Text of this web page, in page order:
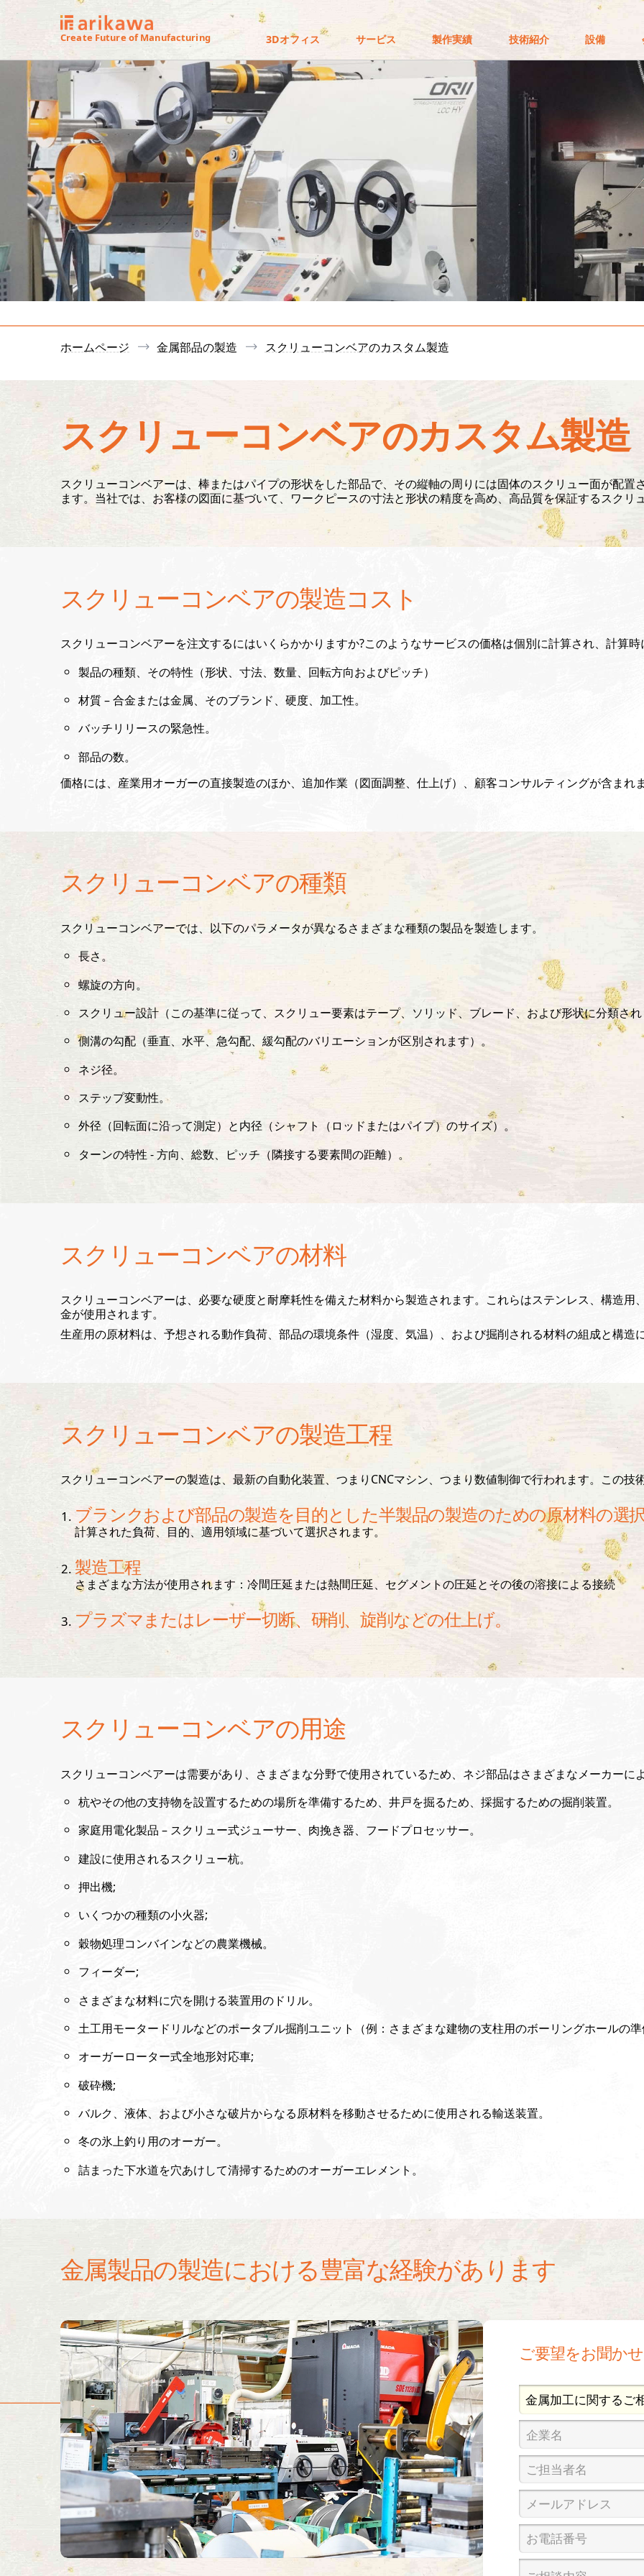
Create Future of Manufacturing 3Dオフィス サービス 製作実績 技術紹介 設備
ホームページ 金属部品の製造 スクリューコンベアのカスタム製造
スクリューコンベアのカスタム製造
スクリューコンベアーは、棒またはパイプの形状をした部品で、その縦軸の周りには固体のスクリュー面が配
ます。当社では、お客様の図面に基づいて、ワークピースの寸法と形状の精度を高め、高品質を保証するスクリ
スクリューコンベアの製造コスト
スクリューコンベアーを注文するにはいくらかかりますか?このようなサービスの価格は個別に計算され、計算
製品の種類、その特性（形状、寸法、数量、回転方向およびピッチ）
材質 – 合金または金属、そのブランド、硬度、加工性。
バッチリリースの緊急性。
部品の数。
価格には、産業用オーガーの直接製造のほか、追加作業（図面調整、仕上げ）、顧客コンサルティングが含まれ
スクリューコンベアの種類
スクリューコンベアーでは、以下のパラメータが異なるさまざまな種類の製品を製造します。
長さ。
螺旋の方向。
スクリュー設計（この基準に従って、スクリュー要素はテープ、ソリッド、ブレード、および形状に分類さ
側溝の勾配（垂直、水平、急勾配、緩勾配のバリエーションが区別されます）。
ネジ径。
ステップ変動性。
外径（回転面に沿って測定）と内径（シャフト（ロッドまたはパイプ）のサイズ）。
ターンの特性 - 方向、総数、ピッチ（隣接する要素間の距離）。
スクリューコンベアの材料
スクリューコンベアーは、必要な硬度と耐摩耗性を備えた材料から製造されます。これらはステンレス、構造
金が使用されます。
生産用の原材料は、予想される動作負荷、部品の環境条件（湿度、気温）、および掘削される材料の組成と構造
スクリューコンベアの製造工程
スクリューコンベアーの製造は、最新の自動化装置、つまりCNCマシン、つまり数値制御で行われます。この技
ブランクおよび部品の製造を目的とした半製品の製造のための原材料の選
計算された負荷、目的、適用領域に基づいて選択されます。
製造工程
さまざまな方法が使用されます：冷間圧延または熱間圧延、セグメントの圧延とその後の溶接による接続
プラズマまたはレーザー切断、研削、旋削などの仕上げ。
スクリューコンベアの用途
スクリューコンベアーは需要があり、さまざまな分野で使用されているため、ネジ部品はさまざまなメーカーに
杭やその他の支持物を設置するための場所を準備するため、井戸を掘るため、採掘するための掘削装置。
家庭用電化製品 – スクリュー式ジューサー、肉挽き器、フードプロセッサー。
建設に使用されるスクリュー杭。
押出機;
いくつかの種類の小火器;
穀物処理コンバインなどの農業機械。
フィーダー;
さまざまな材料に穴を開ける装置用のドリル。
土工用モータードリルなどのポータブル掘削ユニット（例：さまざまな建物の支柱用のボーリングホールの
オーガーローター式全地形対応車;
破砕機;
バルク、液体、および小さな破片からなる原材料を移動させるために使用される輸送装置。
冬の氷上釣り用のオーガー。
詰まった下水道を穴あけして清掃するためのオーガーエレメント。
金属製品の製造における豊富な経験があります
ご要望をお聞か